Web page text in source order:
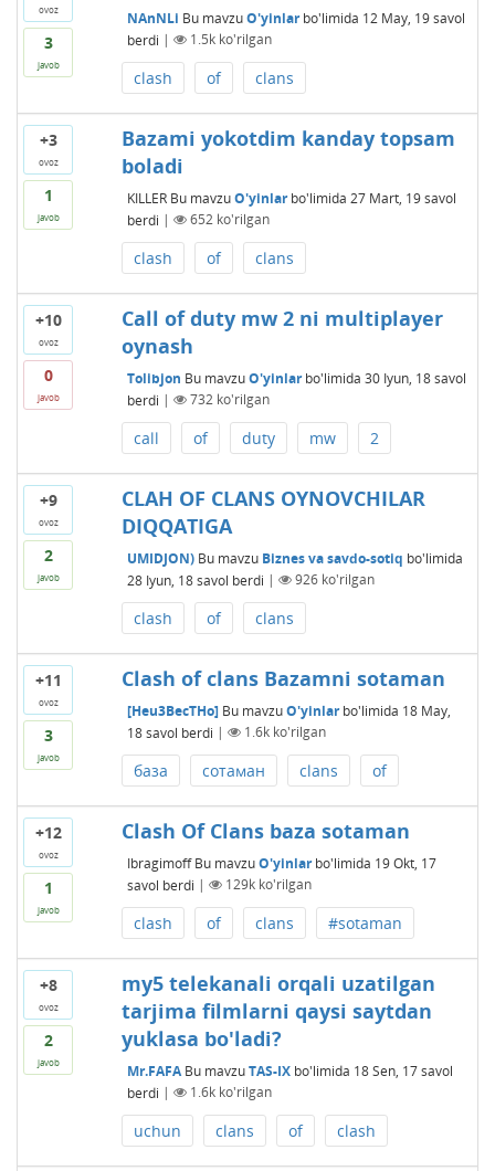
ovoz
3
javob
NAnNLi Bu mavzuO'yinlarbo'limida 12 May, 19 savol
berdi | 1.5kko'rilgan
clash of clans
+3
ovoz
1
javob
Bazami yokotdim kanday topsam
boladi
KILLER Bu mavzuO'yinlarbo'limida 27 Mart, 19 savol
berdi | 652ko'rilgan
clash of clans
+10
ovoz
0
javob
Call of duty mw 2 ni multiplayer
oynash
Tolibjon Bu mavzuO'yinlarbo'limida 30 Iyun, 18 savol
berdi | 732ko'rilgan
call of duty mw 2
+9
ovoz
2
javob
CLAH OF CLANS OYNOVCHILAR
DIQQATIGA
UMIDJON) Bu mavzu Biznes va savdo-sotiq bo'limida
28 Iyun, 18 savol berdi | 926ko'rilgan
clash of clans
+11
ovoz
3
javob
Clash of clans Bazamni sotaman
[Heu3BecTHo] Bu mavzuO'yinlarbo'limida 18 May,
18 savol berdi | 1.6kko'rilgan
база сотаман clans of
+12
ovoz
1
javob
Clash Of Clans baza sotaman
Ibragimoff Bu mavzuO'yinlarbo'limida 19 Okt, 17
savol berdi | 129kko'rilgan
clash of clans #sotaman
+8
ovoz
2
javob
my5 telekanali orqali uzatilgan
tarjima filmlarni qaysi saytdan
yuklasa bo'ladi?
Mr.FAFA Bu mavzuTAS-IXbo'limida 18 Sen, 17 savol
berdi | 1.6kko'rilgan
uchun clans of clash